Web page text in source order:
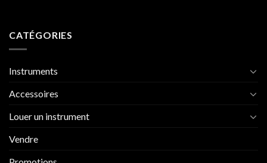
CATÉGORIES
Instruments
Accessoires
Louer un instrument
Vendre